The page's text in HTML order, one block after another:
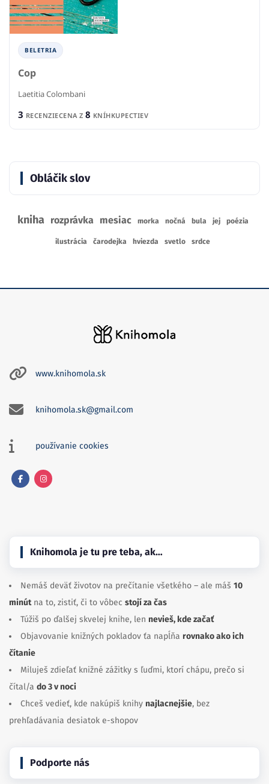
BELETRIA
Cop
Laetitia Colombani
3 RECENZIECENA Z 8 KNÍHKUPECTIEV
Obláčik slov
kniha rozprávka mesiac morka nočná bula jej poézia
ilustrácia čarodejka hviezda svetlo srdce
www.knihomola.sk
knihomola.sk@gmail.com
používanie cookies
Knihomola je tu pre teba, ak…
Nemáš deväť životov na prečítanie všetkého – ale máš 10
minútna to, zistiť, či to vôbec stojí za čas
Túžiš po ďalšej skvelej knihe, len nevieš, kde začať
Objavovanie knižných pokladov ťa napĺňa rovnako ako ich
čítanie
Miluješ zdieľať knižné zážitky s ľuďmi, ktorí chápu, prečo si
čítal/a do 3 v noci
Chceš vedieť, kde nakúpiš knihy najlacnejšie, bez
prehľadávania desiatok e-shopov
Podporte nás